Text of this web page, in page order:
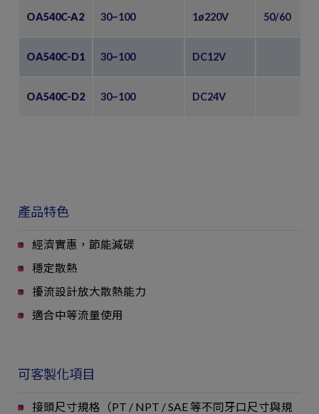
OA540C-A2 30~100 1ø220V 50/60
OA540C-D1 30~100 DC12V
OA540C-D2 30~100 DC24V
產品特色
經濟實惠，節能減碳
穩定散熱
擾流設計放大散熱能力
適合中等流量使用
可客製化項目
接頭尺寸規格（PT / NPT / SAE 等不同牙口尺寸與規